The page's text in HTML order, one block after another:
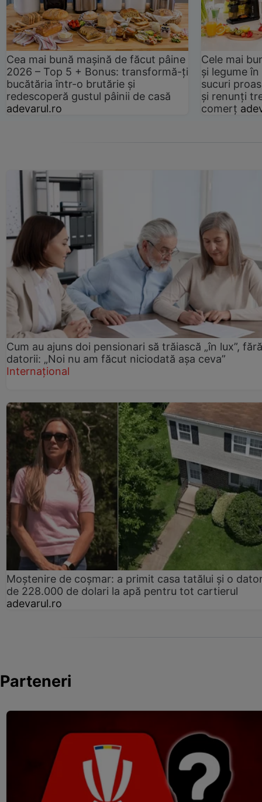
Cea mai bună mașină de făcut pâine
2026 – Top 5 + Bonus: transformă-ți
bucătăria într-o brutărie și
redescoperă gustul pâinii de casă
adevarul.ro
Cele mai
și legume
sucuri
și renunți
comerț
Cum au ajuns doi pensionari să trăiască „în lux”, fără
datorii: „Noi nu am făcut niciodată așa ceva”
Internațional
Moștenire de coșmar: a primit casa tatălui și o
de 228.000 de dolari la apă pentru tot cartierul
adevarul.ro
Parteneri